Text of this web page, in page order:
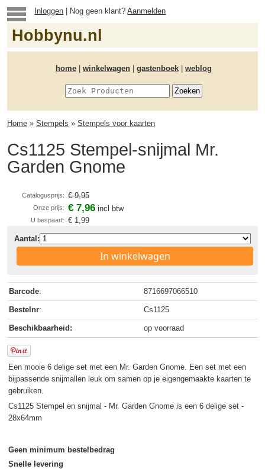
Inloggen | Nog geen klant?Aanmelden
Hobbynu.nl
home winkelwagen gastenboek weblog
Home » Stempels » Stempels voor kaarten
Cs1125 Stempel-snijmal Mr.
Garden Gnome
Catalogusprijs: € 9,95
Onze prijs: € 7,96 incl btw
U bespaart: € 1,99
Aantal:
In winkelwagen
Barcode: 8716697066510
Bestelnr: Cs1125
Beschikbaarheid: op voorraad
Een mooie 6 delige set met een Mr. Garden Gnome. Een set met een
bijpassende snijmallen leuk om samen op je eigengemaakte kaarten te
gebruiken.
Cs1125 Stempel en snijmal - Mr. Garden Gnome is een 6 delige set -
28x64mm
Geen minimum bestelbedrag
Snelle levering